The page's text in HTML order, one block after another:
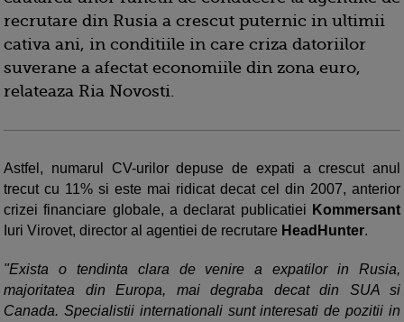
recrutare din Rusia a crescut puternic in ultimii
cativa ani, in conditiile in care criza datoriilor
suverane a afectat economiile din zona euro,
relateaza Ria Novosti.
Astfel, numarul CV-urilor depuse de expati a crescut anul
trecut cu 11% si este mai ridicat decat cel din 2007, anterior
crizei financiare globale, a declarat publicatiei Kommersant
Iuri Virovet, director al agentiei de recrutare HeadHunter.
"Exista o tendinta clara de venire a expatilor in Rusia,
majoritatea din Europa, mai degraba decat din SUA si
Canada. Specialistii internationali sunt interesati de pozitii in